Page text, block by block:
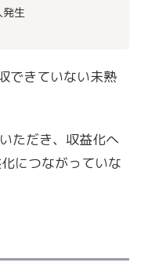
発生
できていない未熟
ただき、収益化へ
につながっていな